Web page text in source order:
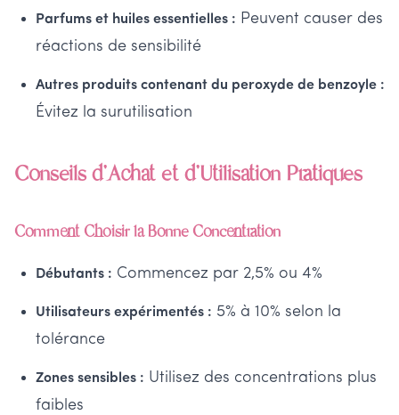
Parfums et huiles essentielles : Peuvent causer des
réactions de sensibilité
Autres produits contenant du peroxyde de benzoyle :
Évitez la surutilisation
Conseils d'Achat et d'Utilisation Pratiques
Comment Choisir la Bonne Concentration
Débutants : Commencez par 2,5% ou 4%
Utilisateurs expérimentés : 5% à 10% selon la
tolérance
Zones sensibles : Utilisez des concentrations plus
faibles